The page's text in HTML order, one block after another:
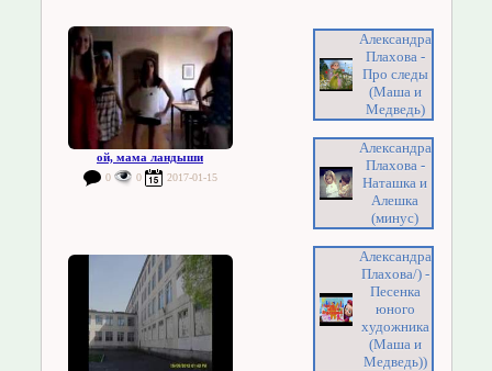
ой, мама ландыши
0 0 2017-01-15
Александра
Плахова -
Про следы
(Маша и
Медведь)
Александра
Плахова -
Наташка и
Алешка
(минус)
Александра
Плахова/) -
Песенка
юного
художника
(Маша и
Медведь))